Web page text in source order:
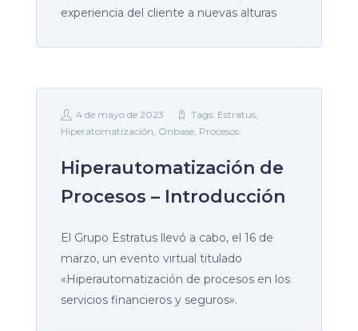
experiencia del cliente a nuevas alturas
4 de mayo de 2023 Tags: Estratus
Hiperatomatización Onbase Procesos
Hiperautomatización de
Procesos – Introducción
El Grupo Estratus llevó a cabo, el 16 de
marzo, un evento virtual titulado
«Hiperautomatización de procesos en los
servicios financieros y seguros».